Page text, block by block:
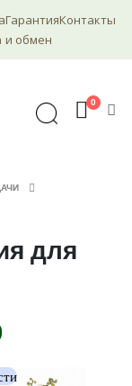
Гарантия
и обмен
Контакты
0
для